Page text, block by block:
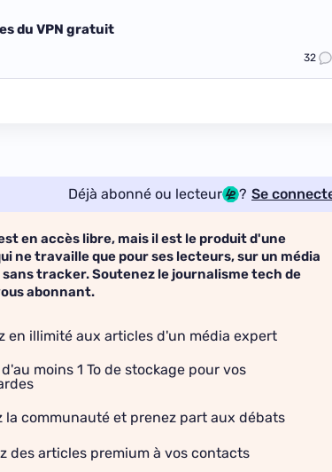
du VPN gratuit
32
Déjà abonné ou lecteur ? Se
en accès libre, mais il est le produit d'une
ne travaille que pour ses lecteurs, sur un média
sans tracker. Soutenez le journalisme tech de
abonnant.
en illimité aux articles d'un média expert
moins 1 To de stockage pour vos
la communauté et prenez part aux débats
des articles premium à vos contacts